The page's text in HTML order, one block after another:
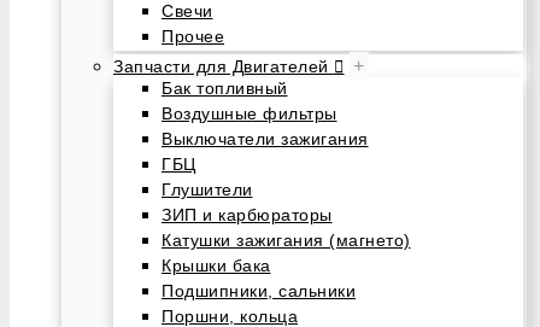
Свечи
Прочее
Запчасти для Двигателей
+
Бак топливный
Воздушные фильтры
Выключатели зажигания
ГБЦ
Глушители
ЗИП и карбюраторы
Катушки зажигания (магнето)
Крышки бака
Подшипники, сальники
Поршни, кольца